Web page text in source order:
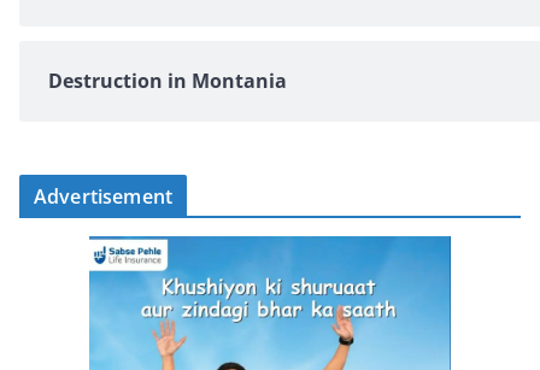
Destruction in Montania
Advertisement